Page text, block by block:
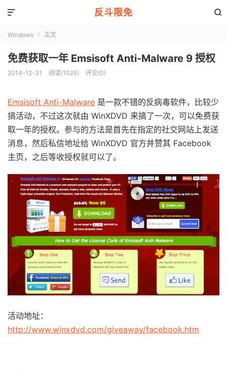
反斗限免 

Windows  正文
免费获取一年 Emsisoft Anti-Malware 9 授权
2014-12-31 阅读(1025) 评论(0)
Emsisoft Anti-Malware 是一款不错的反病毒软件，比较少
搞活动，不过这次就由 WinXDVD 来搞了一次，可以免费获
取一年的授权。参与的方法是首先在指定的社交网站上发送
消息，然后私信地址给 WinXDVD 官方并赞其 Facebook
主页，之后等收授权就可以了。
活动地址：
http://www.winxdvd.com/giveaway/facebook.htm